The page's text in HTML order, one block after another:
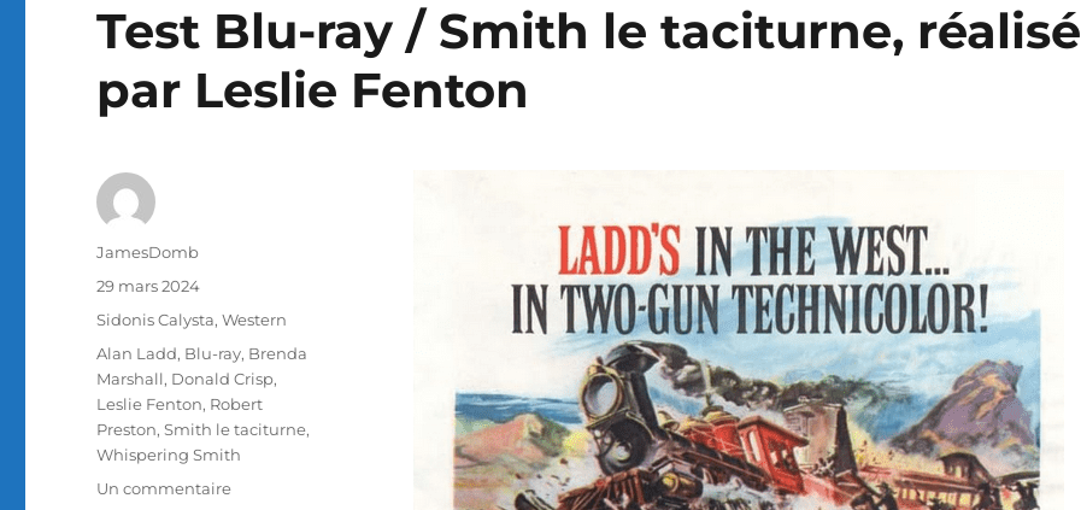
Test Blu-ray / Smith le taciturne, réalisé
par Leslie Fenton
Auteur
JamesDomb
Publié
le
29 mars 2024
Catégories
Sidonis Calysta,Western
Étiquettes
Alan Ladd, Blu-ray, Brenda
Marshall, Donald Crisp,
Leslie Fenton, Robert
Preston,Smith le taciturne,
Whispering Smith
Un commentairesur